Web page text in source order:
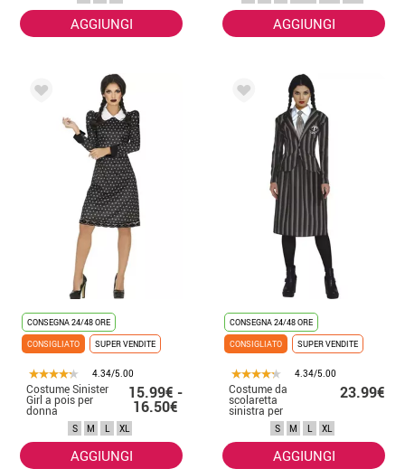
AGGIUNGI AGGIUNGI
CONSEGNA 24/48 ORE
CONSIGLIATO
SUPER VENDITE
4.34/5.00
Costume Sinister
Girl a pois per
donna
15.99€ -
16.50€
S M L XL
AGGIUNGI
CONSEGNA 24/48 ORE
CONSIGLIATO
SUPER VENDITE
4.34/5.00
Costume da
scolaretta
sinistra per
23.99€
S M L XL
AGGIUNGI